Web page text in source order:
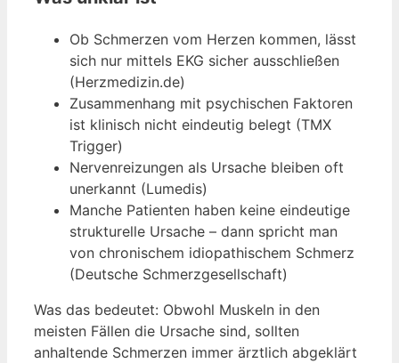
Ob Schmerzen vom Herzen kommen, lässt
sich nur mittels EKG sicher ausschließen
(Herzmedizin.de)
Zusammenhang mit psychischen Faktoren
ist klinisch nicht eindeutig belegt (TMX
Trigger)
Nervenreizungen als Ursache bleiben oft
unerkannt (Lumedis)
Manche Patienten haben keine eindeutige
strukturelle Ursache – dann spricht man
von chronischem idiopathischem Schmerz
(Deutsche Schmerzgesellschaft)
Was das bedeutet: Obwohl Muskeln in den
meisten Fällen die Ursache sind, sollten
anhaltende Schmerzen immer ärztlich abgeklärt